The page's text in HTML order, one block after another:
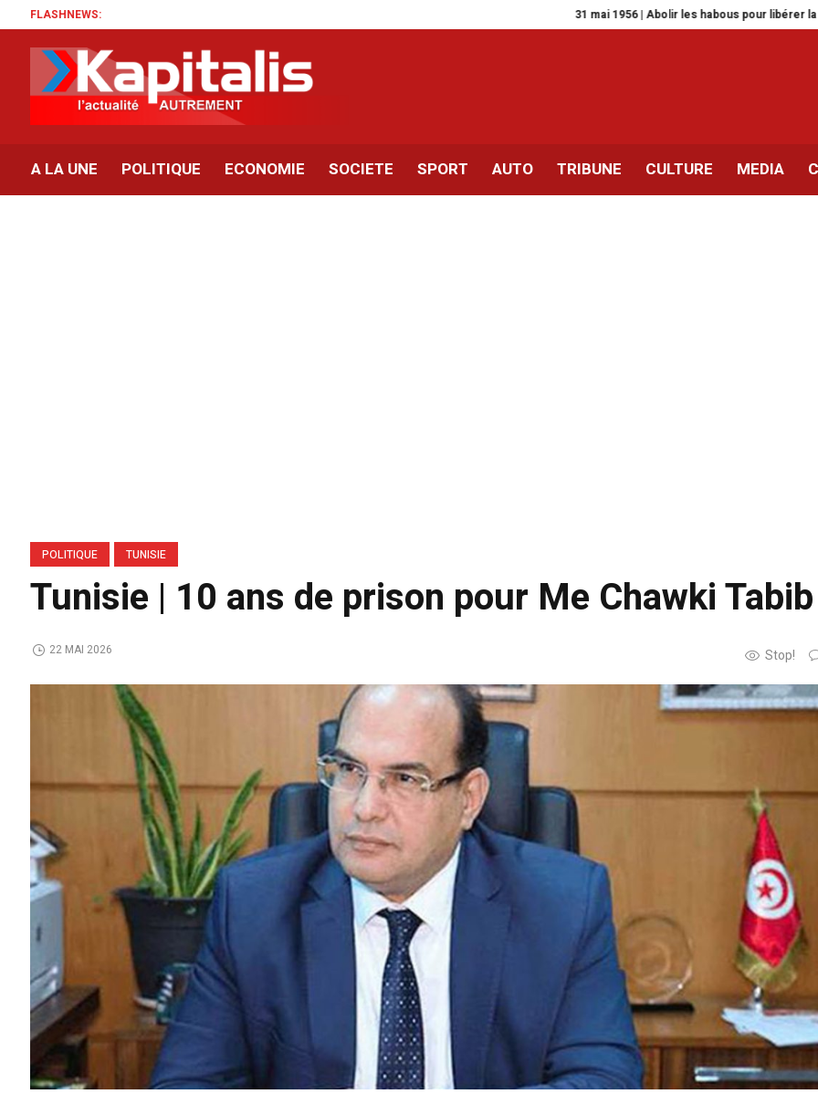
FLASHNEWS: 31 mai 1956 | Abolir les habous pour libérer la société
A LA UNE POLITIQUE ECONOMIE SOCIETE SPORT AUTO TRIBUNE CULTURE MEDIA
POLITIQUE TUNISIE
Tunisie | 10 ans de prison pour Me Chawki Tabib
Stop!
22 MAI 2026